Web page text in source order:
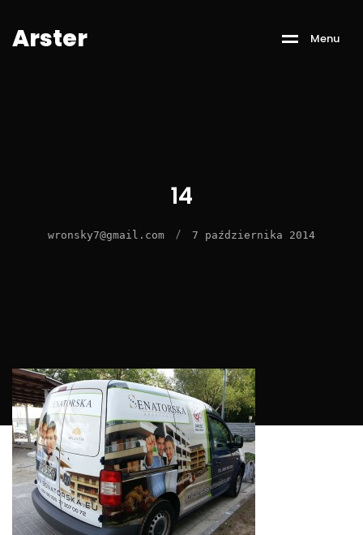
Arster Menu
14
wronsky7@gmail.com / 7 października 2014